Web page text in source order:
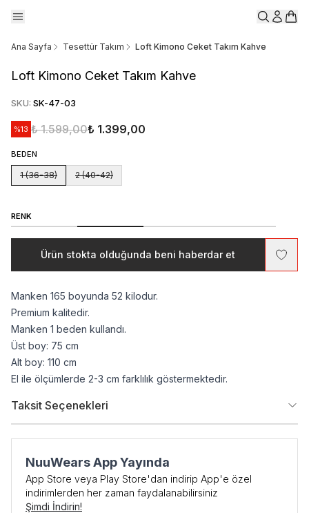
Ana Sayfa Tesettür Takım Loft Kimono Ceket Takım Kahve
Loft Kimono Ceket Takım Kahve
SKU: SK-47-03
%13 ₺ 1.599,00₺ 1.399,00
BEDEN
1 (36-38) 2 (40-42)
RENK
Ürün stokta olduğunda beni haberdar et
Manken 165 boyunda 52 kilodur.
Premium kalitedir.
Manken 1 beden kullandı.
Üst boy: 75 cm
Alt boy: 110 cm
El ile ölçümlerde 2-3 cm farklılık göstermektedir.
Taksit Seçenekleri
NuuWears App Yayında
App Store veya Play Store'dan indirip App'e özel
indirimlerden her zaman faydalanabilirsiniz
Şimdi İndirin!